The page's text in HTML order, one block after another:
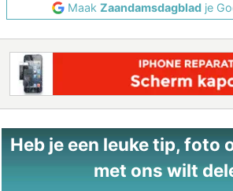
Maak Zaandamsdagblad je
Heb je een leuke tip, foto
met ons wilt